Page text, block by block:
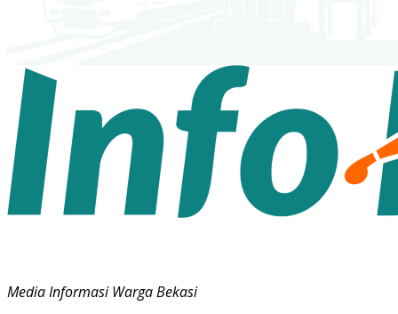
Media Informasi Warga Bekasi